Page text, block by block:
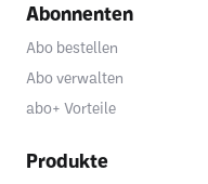
Abonnenten
Abo bestellen
Abo verwalten
abo+ Vorteile
Produkte